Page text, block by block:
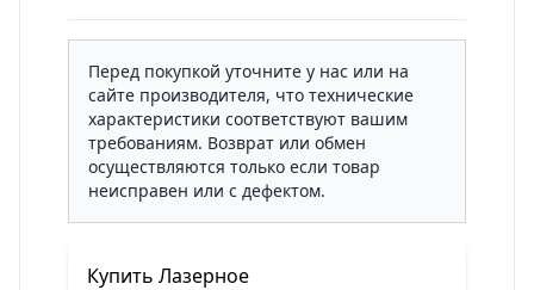
Перед покупкой уточните у нас или на
сайте производителя, что технические
характеристики соответствуют вашим
требованиям. Возврат или обмен
осуществляются только если товар
неисправен или с дефектом.
Купить Лазерное